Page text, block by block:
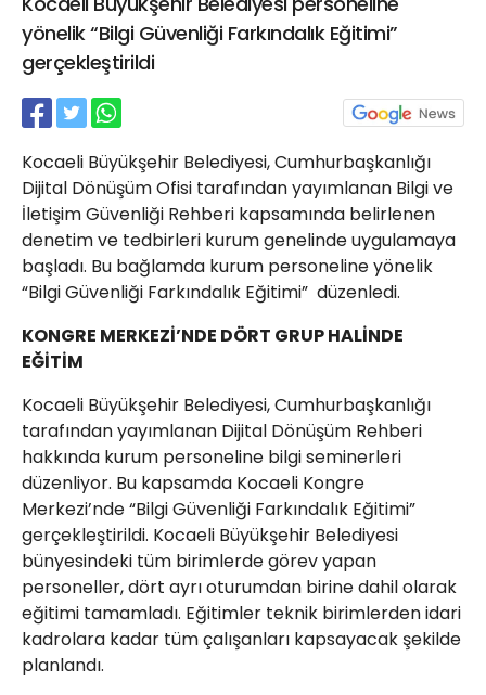
yönelik “Bilgi Güvenliği Farkındalık Eğitimi”
gerçekleştirildi
Kocaeli Büyükşehir Belediyesi, Cumhurbaşkanlığı
Dijital Dönüşüm Ofisi tarafından yayımlanan Bilgi ve
İletişim Güvenliği Rehberi kapsamında belirlenen
denetim ve tedbirleri kurum genelinde uygulamaya
başladı. Bu bağlamda kurum personeline yönelik
“Bilgi Güvenliği Farkındalık Eğitimi” düzenledi.
KONGRE MERKEZİ’NDE DÖRT GRUP HALİNDE
EĞİTİM
Kocaeli Büyükşehir Belediyesi, Cumhurbaşkanlığı
tarafından yayımlanan Dijital Dönüşüm Rehberi
hakkında kurum personeline bilgi seminerleri
düzenliyor. Bu kapsamda Kocaeli Kongre
Merkezi’nde “Bilgi Güvenliği Farkındalık Eğitimi”
gerçekleştirildi. Kocaeli Büyükşehir Belediyesi
bünyesindeki tüm birimlerde görev yapan
personeller, dört ayrı oturumdan birine dahil olarak
eğitimi tamamladı. Eğitimler teknik birimlerden idari
kadrolara kadar tüm çalışanları kapsayacak şekilde
planlandı.
21 Gölcük
02624132333